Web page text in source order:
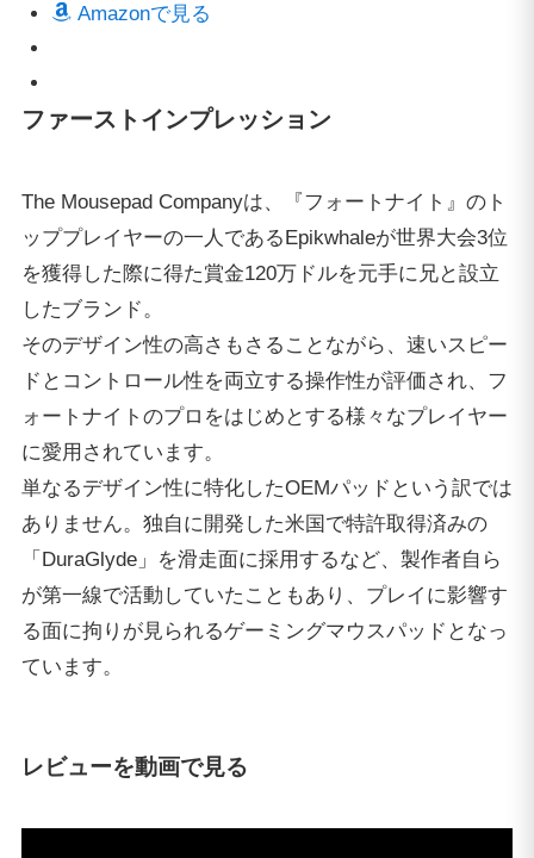
Amazonで見る
ファーストインプレッション
The Mousepad Companyは、『フォートナイト』のト
ッププレイヤーの一人であるEpikwhaleが世界大会3位
を獲得した際に得た賞金120万ドルを元手に兄と設立
したブランド。
そのデザイン性の高さもさることながら、速いスピー
ドとコントロール性を両立する操作性が評価され、フ
ォートナイトのプロをはじめとする様々なプレイヤー
に愛用されています。
単なるデザイン性に特化したOEMパッドという訳では
ありません。独自に開発した米国で特許取得済みの
「DuraGlyde」を滑走面に採用するなど、製作者自ら
が第一線で活動していたこともあり、プレイに影響す
る面に拘りが見られるゲーミングマウスパッドとなっ
ています。
レビューを動画で見る